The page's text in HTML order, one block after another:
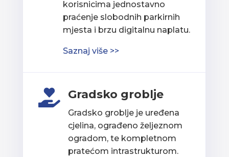
korisnicima jednostavno
praćenje slobodnih parkirnih
mjesta i brzu digitalnu naplatu.
Saznaj više >>
 Gradsko groblje
Gradsko groblje je uređena
cjelina, ograđeno željeznom
ogradom, te kompletnom
pratećom intrastrukturom.